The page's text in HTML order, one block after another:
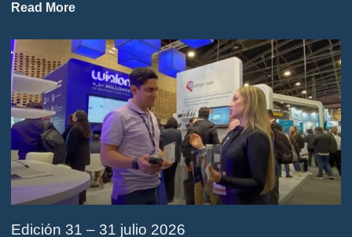
Read More
Edición 31 – 31 julio 2026